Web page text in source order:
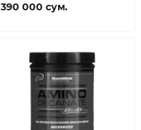
390 000 сум.